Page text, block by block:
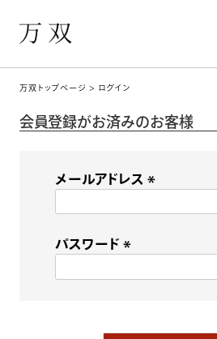
万双トップページ ログイン
会員登録がお済みのお客様
メールアドレス
パスワード
)